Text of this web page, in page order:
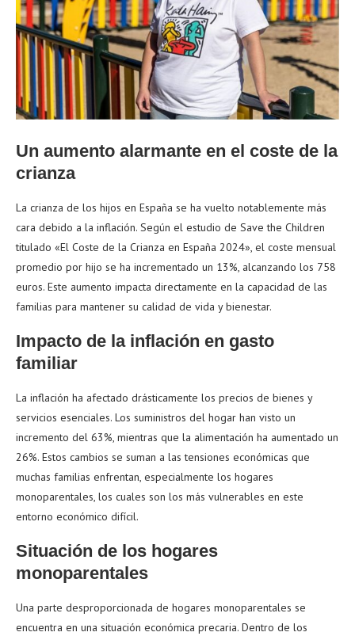
Un aumento alarmante en el coste de la
crianza
La crianza de los hijos en España se ha vuelto notablemente más
cara debido a la inflación. Según el estudio de Save the Children
titulado «El Coste de la Crianza en España 2024», el coste mensual
promedio por hijo se ha incrementado un 13%, alcanzando los 758
euros. Este aumento impacta directamente en la capacidad de las
familias para mantener su calidad de vida y bienestar.
Impacto de la inflación en gasto
familiar
La inflación ha afectado drásticamente los precios de bienes y
servicios esenciales. Los suministros del hogar han visto un
incremento del 63%, mientras que la alimentación ha aumentado un
26%. Estos cambios se suman a las tensiones económicas que
muchas familias enfrentan, especialmente los hogares
monoparentales, los cuales son los más vulnerables en este
entorno económico difícil.
Situación de los hogares
monoparentales
Una parte desproporcionada de hogares monoparentales se
encuentra en una situación económica precaria. Dentro de los